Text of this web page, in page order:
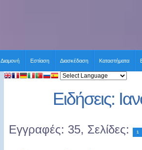
Διαμονή Εστίαση Διασκέδαση Καταστήματα
Ειδήσεις:
Εγγραφές: 35, Σελίδες: 1